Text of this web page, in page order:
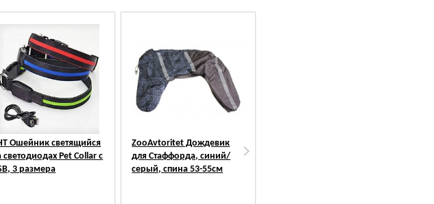
Ошейник светящийся
светодиодах Pet Collar с
3 размера
ZooAvtoritet Дождевик
для Стаффорда, синий/
серый, спина 53-55см